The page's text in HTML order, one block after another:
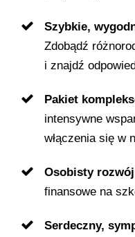
Szybkie,
Zdobądź
i znajdź
Pakiet
intensywne
włączenia się w
Osobisty
finansowe na
Serdeczny,